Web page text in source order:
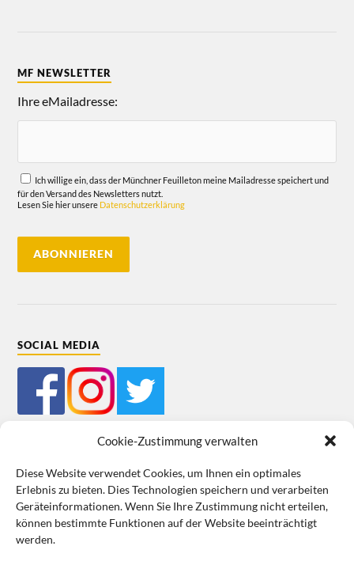
Cookie-Zustimmung verwalten
Diese Website verwendet Cookies, um Ihnen ein optimales
Erlebnis zu bieten. Dies Technologien speichern und verarbeiten
Geräteinformationen. Wenn Sie Ihre Zustimmung nicht erteilen,
können bestimmte Funktionen auf der Website beeinträchtigt
werden.
MF NEWSLETTER
Ihre eMailadresse:
Ich willige ein, dass der Münchner Feuilleton meine Mailadresse speichert und
für den Versand des Newsletters nutzt.
Lesen Sie hier unsere Datenschutzerklärung
SOCIAL MEDIA
Mein Bestellkonto Kundeninformationen Datenschutz
Cookie-Richtlinie (EU) Impressum